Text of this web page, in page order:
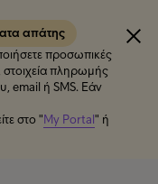
απάτης
προσωπικές
πληρωμής
email ή SMS. Εάν
στο "My Portal" ή